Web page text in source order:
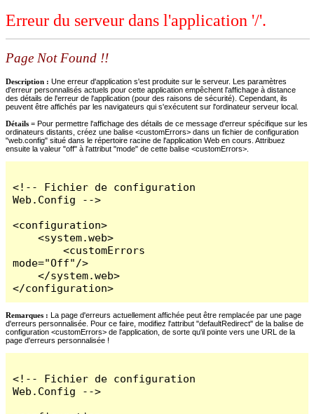
Erreur du serveur dans l'application '/'.
Page Not Found !!
Description : Une erreur d'application s'est produite sur le serveur. Les paramètres
d'erreur personnalisés actuels pour cette application empêchent l'affichage à distance
des détails de l'erreur de l'application (pour des raisons de sécurité). Cependant, ils
peuvent être affichés par les navigateurs qui s'exécutent sur l'ordinateur serveur local.
Détails = Pour permettre l'affichage des détails de ce message d'erreur spécifique sur les
ordinateurs distants, créez une balise <customErrors> dans un fichier de configuration
"web.config" situé dans le répertoire racine de l'application Web en cours. Attribuez
ensuite la valeur "off" à l'attribut "mode" de cette balise <customErrors>.
<!-- Fichier de configuration
Web.Config -->
<configuration>
    <system.web>
        <customErrors
mode="Off"/>
    </system.web>
</configuration>
Remarques : La page d'erreurs actuellement affichée peut être remplacée par une page
d'erreurs personnalisée. Pour ce faire, modifiez l'attribut "defaultRedirect" de la balise de
configuration <customErrors> de l'application, de sorte qu'il pointe vers une URL de la
page d'erreurs personnalisée !
<!-- Fichier de configuration
Web.Config -->